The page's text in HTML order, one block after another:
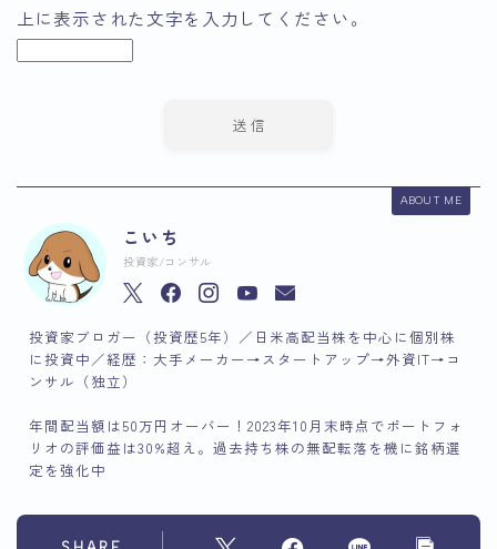
上に表示された文字を入力してください。
ABOUT ME
こいち
投資家/コンサル
投資家ブロガー（投資歴5年）／日米高配当株を中心に個別株
に投資中／経歴：大手メーカー→スタートアップ→外資IT→コ
ンサル（独立）
年間配当額は50万円オーバー！2023年10月末時点でポートフォ
リオの評価益は30%超え。過去持ち株の無配転落を機に銘柄選
定を強化中